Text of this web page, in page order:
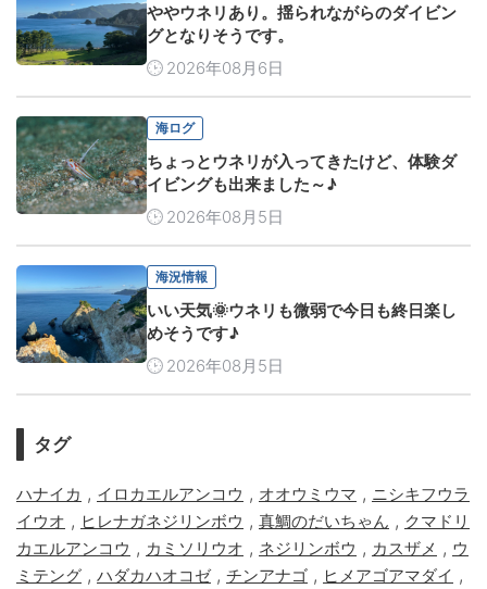
ややウネリあり。揺られながらのダイビン
グとなりそうです。
2026年08月6日
海ログ
ちょっとウネリが入ってきたけど、体験ダ
イビングも出来ました～♪
2026年08月5日
海況情報
いい天気🌞ウネリも微弱で今日も終日楽し
めそうです♪
2026年08月5日
タグ
ハナイカ , イロカエルアンコウ , オオウミウマ , ニシキフウラ
イウオ , ヒレナガネジリンボウ , 真鯛のだいちゃん , クマドリ
カエルアンコウ , カミソリウオ , ネジリンボウ , カスザメ , ウ
ミテング , ハダカハオコゼ, チンアナゴ , ヒメアゴアマダイ ,